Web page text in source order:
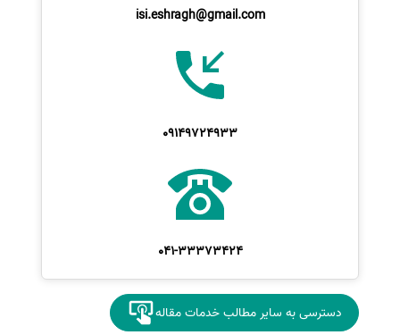
isi.eshragh@gmail.com
09149724933
041-33373424
دسترسی به سایر مطالب خدمات مقاله